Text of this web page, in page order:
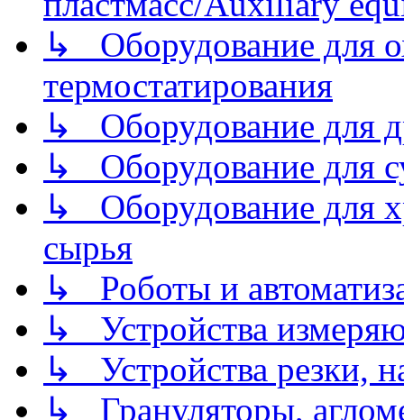
↳ Оборудование для
термостатирования
↳ Оборудование для
↳ Оборудование для
↳ Оборудование для
сырья
↳ Роботы и
↳ Устройства
↳ Устройства резки,
↳ Грануляторы,